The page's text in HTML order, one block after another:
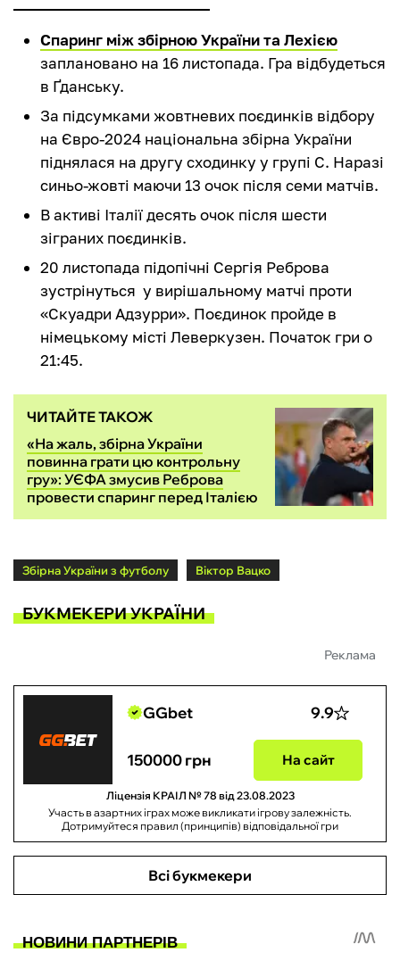
Спаринг між збірною України та Лехією
заплановано на 16 листопада. Гра відбудеться
в Ґданську.
За підсумками жовтневих поєдинків відбору
на Євро-2024 національна збірна України
піднялася на другу сходинку у групі С. Наразі
синьо-жовті маючи 13 очок після семи матчів.
В активі Італії десять очок після шести
зіграних поєдинків.
20 листопада підопічні Сергія Реброва
зустрінуться у вирішальному матчі проти
«Скуадри Адзурри». Поєдинок пройде в
німецькому місті Леверкузен. Початок гри о
21:45.
ЧИТАЙТЕ ТАКОЖ
«На жаль, збірна України
повинна грати цю контрольну
гру»: УЄФА змусив Реброва
провести спаринг перед Італією
Збірна України з футболу Віктор Вацко
БУКМЕКЕРИ УКРАЇНИ
Реклама
GGbet 9.9
150000 грн На сайт
Ліцензія КРАІЛ № 78 від 23.08.2023
Участь в азартних іграх може викликати ігрову залежність.
Дотримуйтеся правил (принципів) відповідальної гри
Всі букмекери